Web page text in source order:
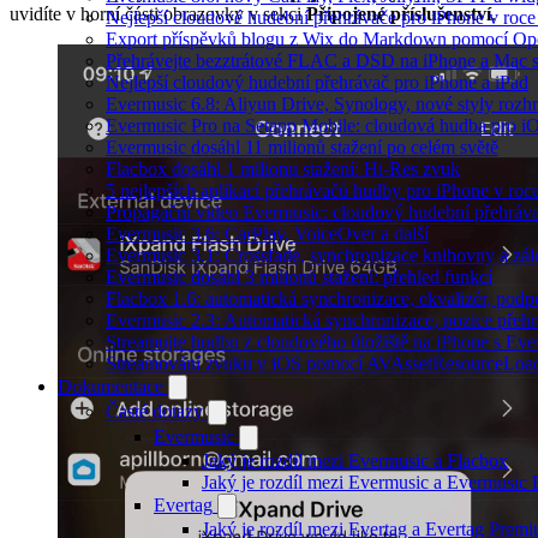
Nejlepší cloudové hudební přehrávače pro iPhone v
Export příspěvků blogu z Wix do Markdown pomocí
Přehrávejte bezztrátové FLAC a DSD na iPhone a Mac
Nejlepší cloudový hudební přehrávač pro iPhone a iPad
Evermusic 6.8: Aliyun Drive, Synology, nové styly
Evermusic Pro na Setapp Mobile: cloudová hudba pro
Evermusic dosáhl 11 milionů stažení po celém světě
Flacbox dosáhl 1 milionu stažení: Hi-Res zvuk
5 nejlepších aplikací přehrávačů hudby pro iPhone v
Propagační video Evermusic: cloudový hudební
Evermusic 3.6: CarPlay, VoiceOver a další
Evermusic 3.1: Crossfade, synchronizace knihovny a
Evermusic dosáhl 3 milionů stažení: přehled funkcí
Flacbox 1.6: automatická synchronizace, ekvalizér,
Evermusic 2.3: Automatická synchronizace, pozice
Streamujte hudbu z cloudového úložiště na iPhone s
Streamování zvuku v iOS pomocí
Dokumentace
Časté dotazy
Evermusic
Jaký je rozdíl mezi Evermusic a Flacbox
Jaký je rozdíl mezi Evermusic a Evermusic
Evertag
Jaký je rozdíl mezi Evertag a Evertag
uvidíte v horní části obrazovky v sekciPřipojené příslušenství.